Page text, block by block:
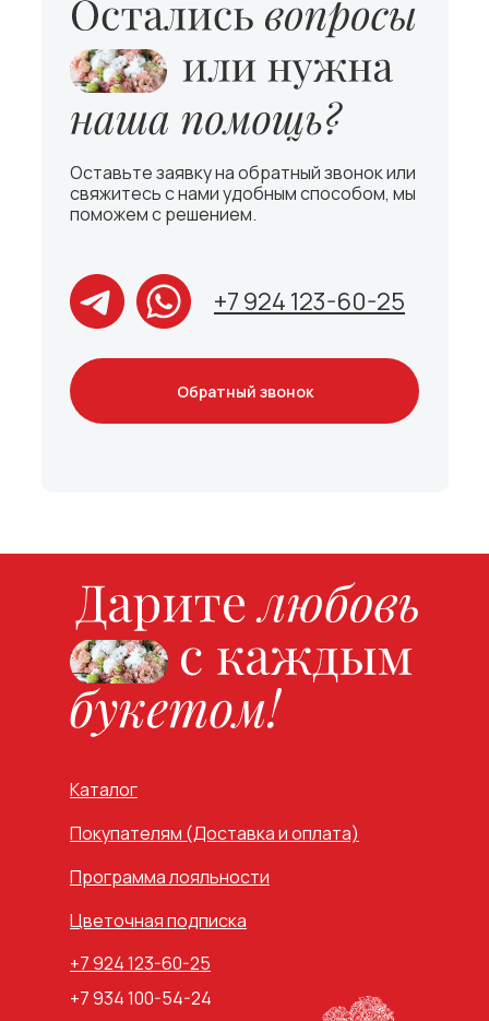
Оставьте заявку на обратный звонок или
свяжитесь с нами удобным способом, мы
поможем с решением.
+7 924 123-60-25
Обратный звонок
Каталог
Покупателям (Доставка и оплата)
Программа лояльности
Цветочная подписка
+7 924 123-60-25
+7 934 100-54-24